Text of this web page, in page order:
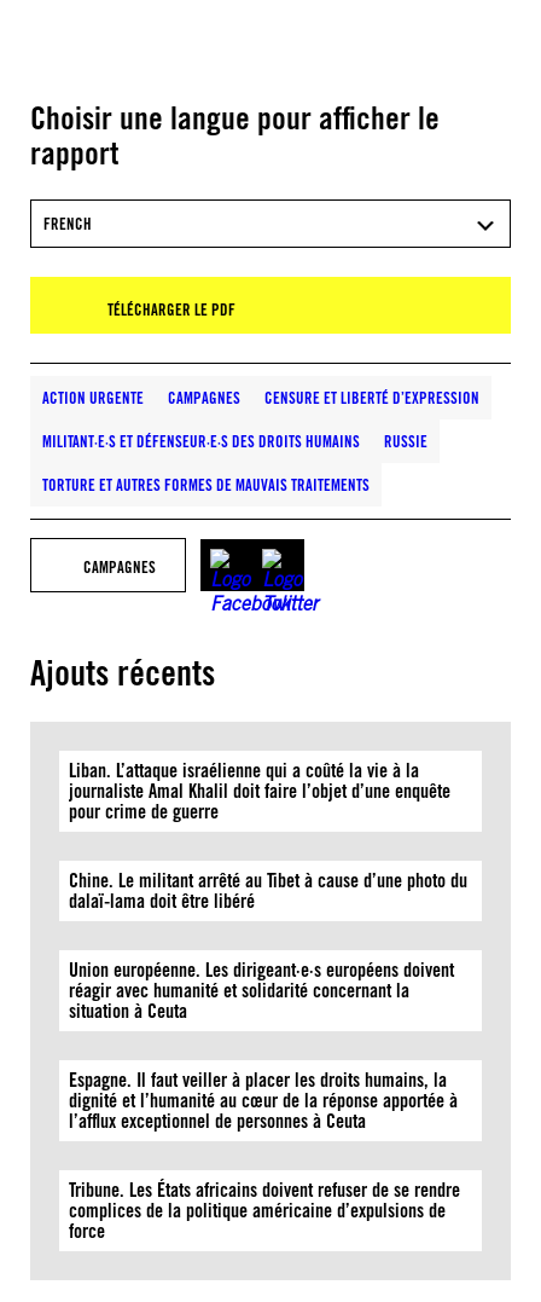
Choisir une langue pour afficher le
rapport
FRENCH
TÉLÉCHARGER LE PDF
ACTION URGENTE CAMPAGNES CENSURE ET LIBERTÉ D’EXPRESSION
MILITANT·E·S ET DÉFENSEUR·E·S DES DROITS HUMAINS RUSSIE
TORTURE ET AUTRES FORMES DE MAUVAIS TRAITEMENTS
CAMPAGNES
Ajouts récents
Liban. L’attaque israélienne qui a coûté la vie à la
journaliste Amal Khalil doit faire l’objet d’une enquête
pour crime de guerre
Chine. Le militant arrêté au Tibet à cause d’une photo du
dalaï-lama doit être libéré
Union européenne. Les dirigeant·e·s européens doivent
réagir avec humanité et solidarité concernant la
situation à Ceuta
Espagne. Il faut veiller à placer les droits humains, la
dignité et l’humanité au cœur de la réponse apportée à
l’afflux exceptionnel de personnes à Ceuta
Tribune. Les États africains doivent refuser de se rendre
complices de la politique américaine d’expulsions de
force